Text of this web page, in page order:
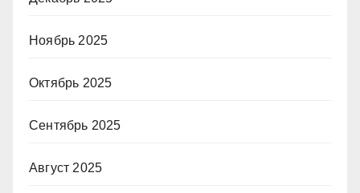
Ноябрь 2025
Октябрь 2025
Сентябрь 2025
Август 2025